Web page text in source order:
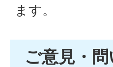
ます。
ご意見・